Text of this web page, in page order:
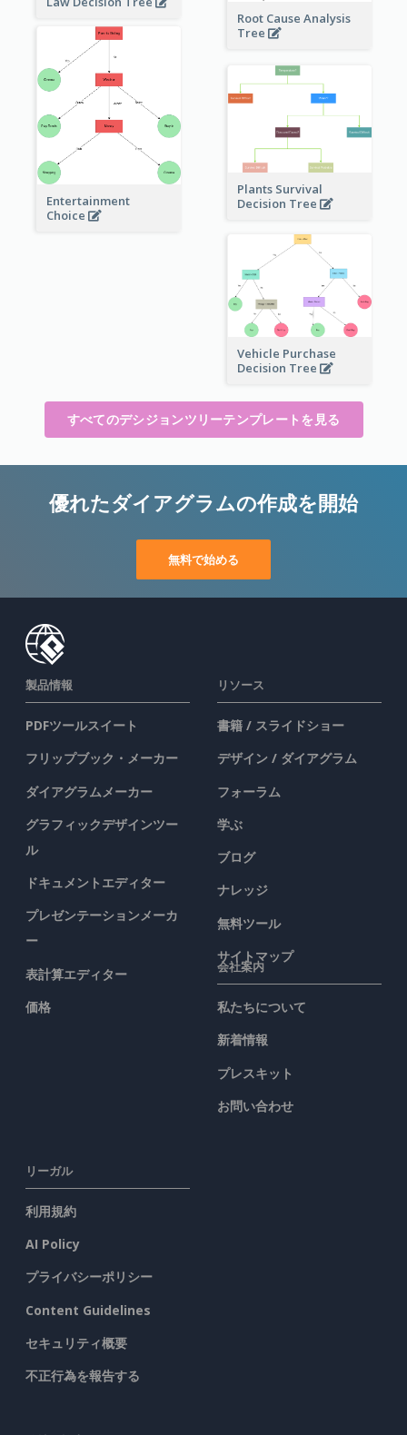
Root Cause Analysis
Tree
Entertainment
Choice
Plants Survival
Decision Tree
Vehicle Purchase
Decision Tree
すべてのデシジョンツリーテンプレートを見る
優れたダイアグラムの作成を開始
無料で始める
製品情報
PDFツールスイート
フリップブック・メーカー
ダイアグラムメーカー
グラフィックデザインツー
ル
ドキュメントエディター
プレゼンテーションメーカ
ー
表計算エディター
価格
リソース
書籍 / スライドショー
デザイン / ダイアグラム
フォーラム
学ぶ
ブログ
ナレッジ
無料ツール
サイトマップ
会社案内
私たちについて
新着情報
プレスキット
お問い合わせ
リーガル
利用規約
AI Policy
プライバシーポリシー
Content Guidelines
セキュリティ概要
不正行為を報告する